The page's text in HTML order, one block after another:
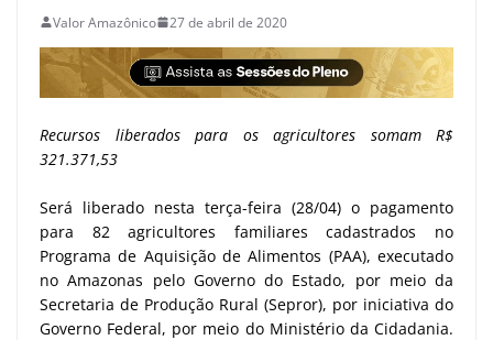
Valor Amazônico 27 de abril de 2020
Recursos liberados para os agricultores somam R$
321.371,53
Será liberado nesta terça-feira (28/04) o pagamento
para 82 agricultores familiares cadastrados no
Programa de Aquisição de Alimentos (PAA), executado
no Amazonas pelo Governo do Estado, por meio da
Secretaria de Produção Rural (Sepror), por iniciativa do
Governo Federal, por meio do Ministério da Cidadania.